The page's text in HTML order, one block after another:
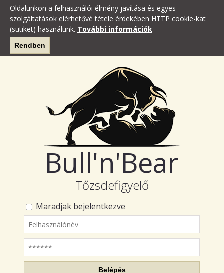
Oldalunkon a felhasználói élmény javítása és egyes
szolgáltatások elérhetővé tétele érdekében HTTP cookie-kat
(sütiket) használunk. További információk
Rendben
Bull'n'Bear
Tőzsdefigyelő
Maradjak bejelentkezve
Felhasználónév
Jelszó
Belépés